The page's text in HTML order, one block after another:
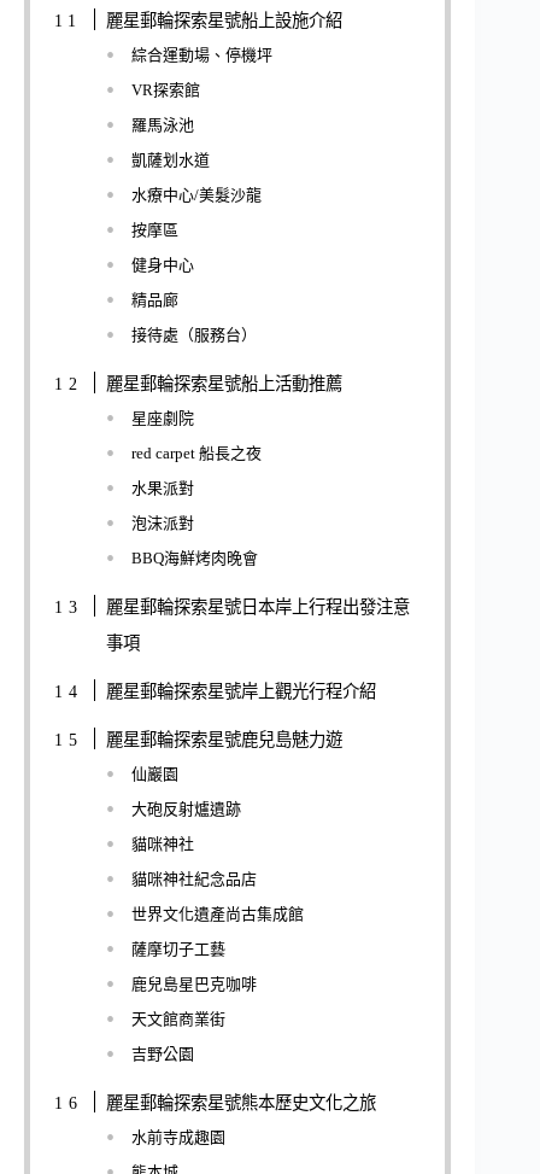
麗星郵輪探索星號船上設施介紹
綜合運動場、停機坪
VR探索館
羅馬泳池
凱薩划水道
水療中心/美髮沙龍
按摩區
健身中心
精品廊
接待處（服務台）
麗星郵輪探索星號船上活動推薦
星座劇院
red carpet 船長之夜
水果派對
泡沫派對
BBQ海鮮烤肉晚會
麗星郵輪探索星號日本岸上行程出發注意
事項
麗星郵輪探索星號岸上觀光行程介紹
麗星郵輪探索星號鹿兒島魅力遊
仙巖園
大砲反射爐遺跡
貓咪神社
貓咪神社紀念品店
世界文化遺產尚古集成館
薩摩切子工藝
鹿兒島星巴克咖啡
天文館商業街
吉野公園
麗星郵輪探索星號熊本歷史文化之旅
水前寺成趣園